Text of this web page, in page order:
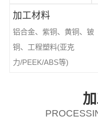
加工材料
铝合金、紫铜、黄铜、铍
铜、工程塑料(亚克
力/PEEK/ABS等)